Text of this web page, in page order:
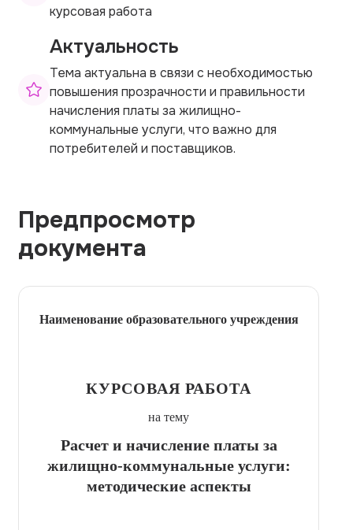
курсовая работа
Актуальность
Тема актуальна в связи с необходимостью
повышения прозрачности и правильности
начисления платы за жилищно-
коммунальные услуги, что важно для
потребителей и поставщиков.
Предпросмотр
документа
Наименование образовательного учреждения
КУРСОВАЯ РАБОТА
на тему
Расчет и начисление платы за
жилищно-коммунальные услуги:
методические аспекты